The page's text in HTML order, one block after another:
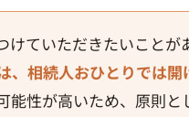
けていただきたいことが
、相続人おひとりでは
能性が高いため、原則